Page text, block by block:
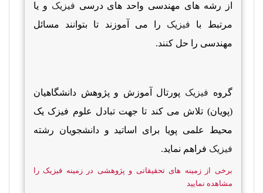
از رشه های مهندسی واحد های درسی فیزیک و یا
مرتبط با فیزیک را می آموزند تا بتوانند مسائل
مهندسی را حل کنند.
گروه فیزیک پورتال آموزش و پژوهش دانشگاهیان
(پویان) تلاش می کند تا جهت تبادل علوم فیزک یک
محیط علمی پویا برای اساتید و دانشجویان رشته
فیزیک فراهم نماید.
برخی از زمینه های تحقیقاتی و پژوهشی در زمینه فیزیک را
مشاهده نمایید